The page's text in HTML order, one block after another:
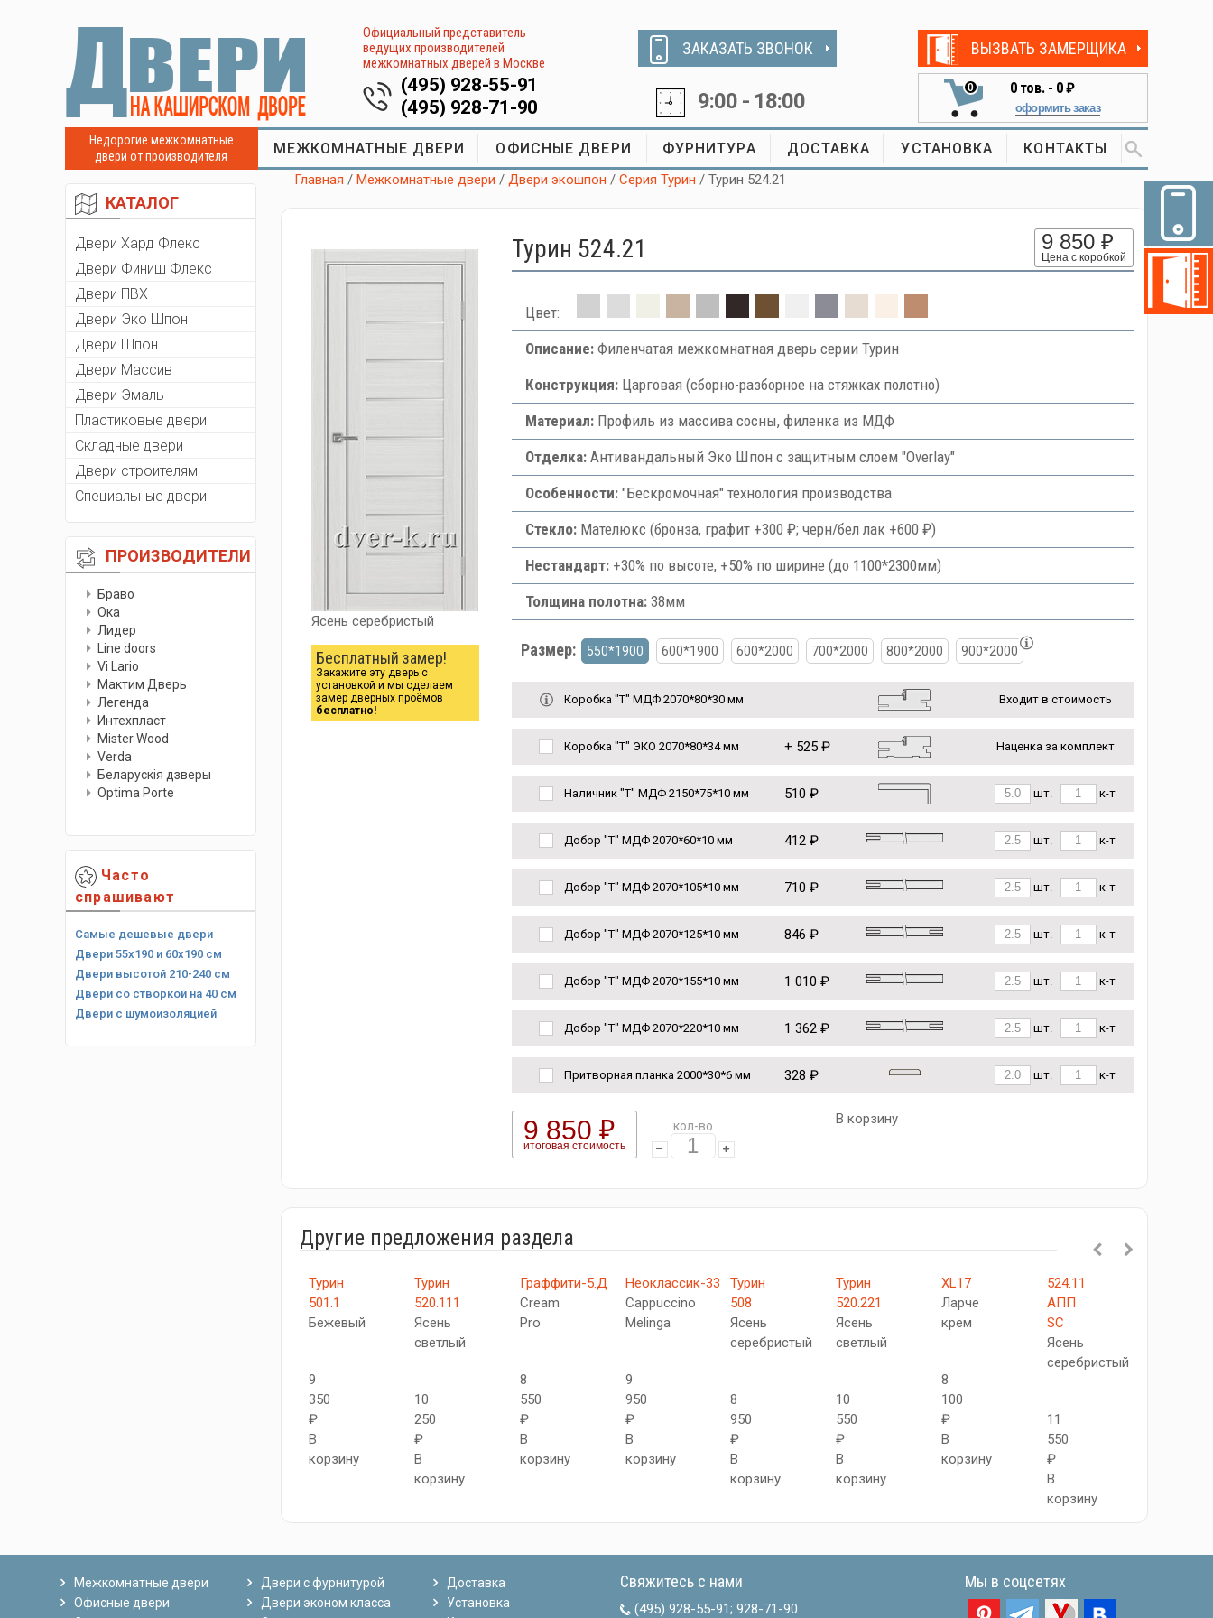
Официальный представитель
ведущих производителей
межкомнатных дверей в Москве
(495) 928-55-91
(495) 928-71-90
ЗАКАЗАТЬ ЗВОНОК
9:00 - 18:00
ВЫЗВАТЬ ЗАМЕРЩИКА
0 0тов. - 0 ₽
оформить заказ
Недорогие межкомнатные
двери от производителя
МЕЖКОМНАТНЫЕ ДВЕРИ ОФИСНЫЕ ДВЕРИ ФУРНИТУРА ДОСТАВКА УСТАНОВКА КОНТАКТЫ
КАТАЛОГ
Двери Хард Флекс
Двери Финиш Флекс
Двери ПВХ
Двери Эко Шпон
Двери Шпон
Двери Массив
Двери Эмаль
Пластиковые двери
Складные двери
Двери строителям
Специальные двери
ПРОИЗВОДИТЕЛИ
Браво
Ока
Лидер
Line doors
Vi Lario
Мактим Дверь
Легенда
Интехпласт
Мister Wood
Verda
Беларускiя дзверы
Optima Porte
Часто
спрашивают
Самые дешевые двери
Двери 55х190 и 60х190 см
Двери высотой 210-240 см
Двери со створкой на 40 см
Двери с шумоизоляцией
Главная /Межкомнатные двери /Двери экошпон /Серия Турин / Турин 524.21
Ясень серебристый
Бесплатный замер!
Закажите эту дверь с
установкой и мы сделаем
замер дверных проёмов
бесплатно!
Турин 524.21 9 850 ₽
Цена с коробкой
Цвет:
Описание:Филенчатая межкомнатная дверь серии Турин
Конструкция:Царговая (сборно-разборное на стяжках полотно)
Материал:Профиль из массива сосны, филенка из МДФ
Отделка:Антивандальный Эко Шпон с защитным слоем "Overlay"
Особенности:"Бескромочная" технология производства
Стекло:Мателюкс (бронза, графит +300 ₽; черн/бел лак +600 ₽)
Нестандарт:+30% по высоте, +50% по ширине (до 1100*2300мм)
Толщина полотна:38мм
Размер: 550*1900 600*1900 600*2000 700*2000 800*2000 900*2000
Коробка "Т" МДФ 2070*80*30 мм Входит в стоимость
Коробка "Т" ЭКО 2070*80*34 мм + 525 ₽ Наценка за комплект
Наличник "Т" МДФ 2150*75*10 мм 510 ₽ шт. к-т
Добор "Т" МДФ 2070*60*10 мм 412 ₽ шт. к-т
Добор "Т" МДФ 2070*105*10 мм 710 ₽ шт. к-т
Добор "Т" МДФ 2070*125*10 мм 846 ₽ шт. к-т
Добор "Т" МДФ 2070*155*10 мм 1 010 ₽ шт. к-т
Добор "Т" МДФ 2070*220*10 мм 1 362 ₽ шт. к-т
Притворная планка 2000*30*6 мм 328 ₽ шт. к-т
9 850 ₽
итоговая стоимость
кол-во В корзину
Другие предложения раздела
Турин
501.1
Бежевый
9
350
₽
В
корзину
Турин
520.111
Ясень
светлый
10
250
₽
В
корзину
Граффити-5.Д
Cream
Pro
8
550
₽
В
корзину
Неоклассик-33
Cappuccino
Melinga
9
950
₽
В
корзину
Турин
508
Ясень
серебристый
8
950
₽
В
корзину
Турин
520.221
Ясень
светлый
10
550
₽
В
корзину
XL17
Ларче
крем
8
100
₽
В
корзину
524.11
АПП
SC
Ясень
серебристый
11
550
₽
В
корзину
Межкомнатные двери
Офисные двери
Двери с фурнитурой
Двери эконом класса
Доставка
Установка
Свяжитесь с нами
(495) 928-55-91; 928-71-90
Мы в соцсетях